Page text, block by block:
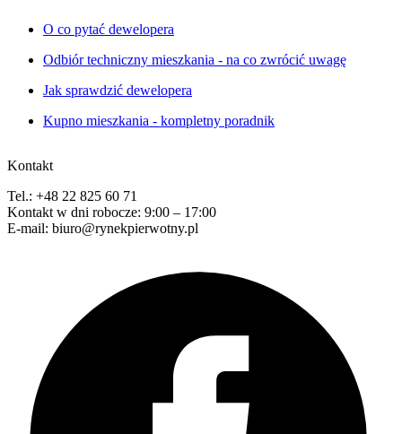
O co pytać dewelopera
Odbiór techniczny mieszkania - na co zwrócić uwagę
Jak sprawdzić dewelopera
Kupno mieszkania - kompletny poradnik
Kontakt
Tel.: +48 22 825 60 71
Kontakt w dni robocze: 9:00 – 17:00
E-mail: biuro@rynekpierwotny.pl